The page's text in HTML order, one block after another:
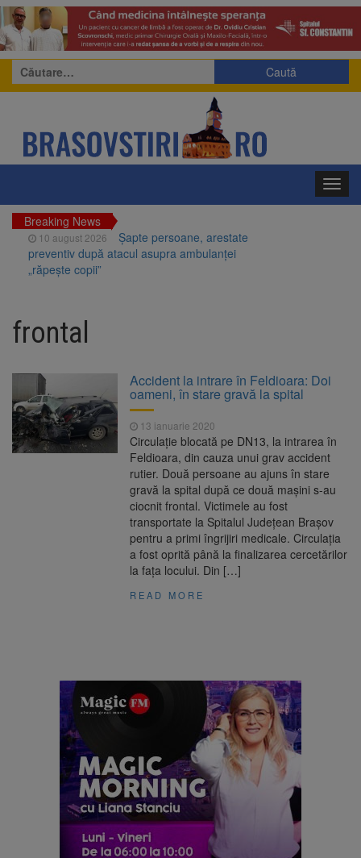
Caută
după:
Breaking News
10 august 2026
Șapte persoane, arestate
preventiv după atacul asupra ambulanței
„răpește copii”
în Piatra Craiului. Turist salvat de Salvamont
Zărnești
păsări, sacrificate în România într-o singură
lună. Producția de carne a crescut și la
porcine și bovine
10 august 2026
Compensații de până la
50.000 de euro pe an pentru fermele de
acvacultură. Cererile se depun până în
„Săptămâna Soarelui”, la
Nivelul Dunării a crescut la
Cernavodă. Unitatea 2 a centralei nucleare
poate funcționa cel puțin încă nouă zile
frontal
Accident la intrare în Feldioara: Doi
oameni, în stare gravă la spital
13 ianuarie 2020
Circulație blocată pe DN13, la intrarea în
Feldioara, din cauza unui grav accident
rutier. Două persoane au ajuns în stare
gravă la spital după ce două mașini s-au
ciocnit frontal. Victimele au fost
transportate la Spitalul Județean Brașov
pentru a primi îngrijiri medicale. Circulația
a fost oprită până la finalizarea cercetărilor
la fața locului. Din […]
READ MORE